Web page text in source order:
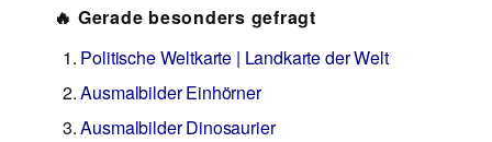
🔥 Gerade besonders gefragt
Politische Weltkarte | Landkarte der Welt
Ausmalbilder Einhörner
Ausmalbilder Dinosaurier